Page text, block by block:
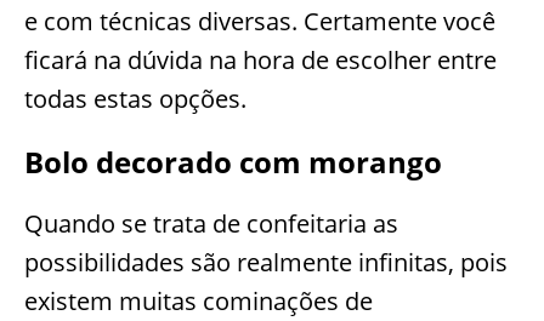
e com técnicas diversas. Certamente você
ficará na dúvida na hora de escolher entre
todas estas opções.
Bolo decorado com morango
Quando se trata de confeitaria as
possibilidades são realmente infinitas, pois
existem muitas cominações de